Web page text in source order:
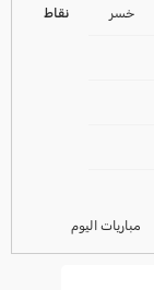
خسر نقاط
مباريات اليوم